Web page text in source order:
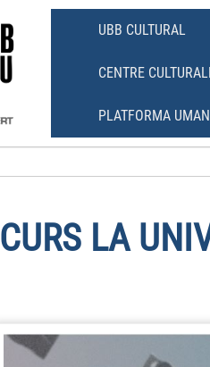
UBB CULTURAL
CENTRE
PLATFORMA
CURS LA